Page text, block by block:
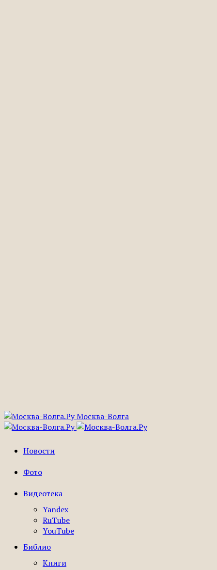
Москва-Волга
Новости
Фото
Видеотека
Yandex
RuTube
YouTube
Библио
Книги